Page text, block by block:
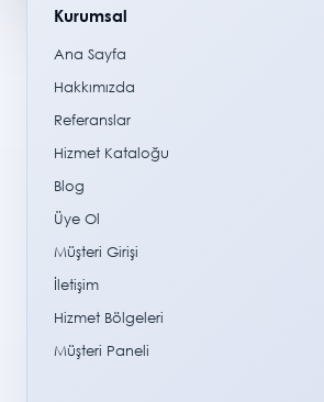
Kurumsal
Ana Sayfa
Hakkımızda
Referanslar
Hizmet Kataloğu
Blog
Üye Ol
Müşteri Girişi
İletişim
Hizmet Bölgeleri
Müşteri Paneli